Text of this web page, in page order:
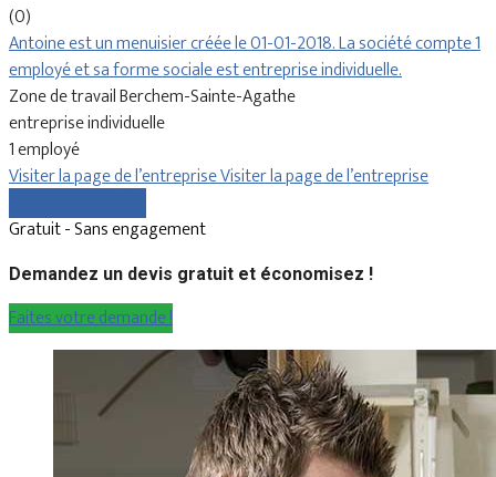
(0)
Antoine est un menuisier créée le 01-01-2018. La société compte 1
employé et sa forme sociale est entreprise individuelle.
Zone de travail Berchem-Sainte-Agathe
entreprise individuelle
1 employé
Visiter la page de l’entrepriseVisiter la page de l’entreprise
Gratuit - Sans engagement
Demandez un devis gratuit et économisez !
Faites votre demande !